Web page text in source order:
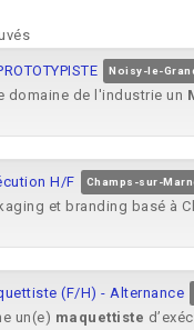
Noisy-le-
domaine de l'industrie un
H/F Champs-sur-
et branding basé à
(F/H) - Alternance
un(e) maquettiste